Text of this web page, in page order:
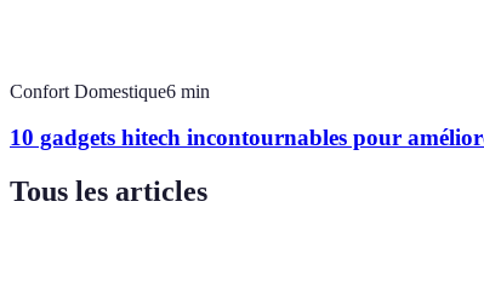
Confort Domestique6 min
10 gadgets hitech incontournables pour
Tous les articles